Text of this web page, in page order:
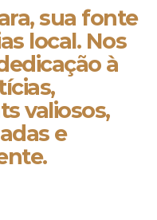
sua fonte
local. Nos
à
valiosos,
e